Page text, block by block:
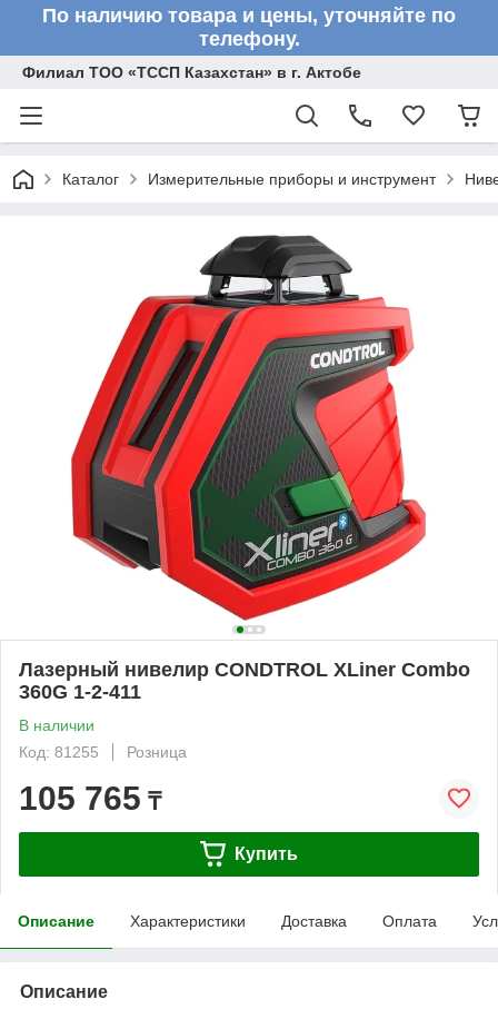
По наличию товара и цены, уточняйте по
телефону.
Филиал ТОО «ТССП Казахстан» в г. Актобе
Каталог Измерительные приборы и инструмент
Лазерный нивелир CONDTROL XLiner Combo
360G 1-2-411
В наличии
Код: 81255
Розница
105 765 ₸
Купить
Описание Характеристики Доставка Оплата
Описание